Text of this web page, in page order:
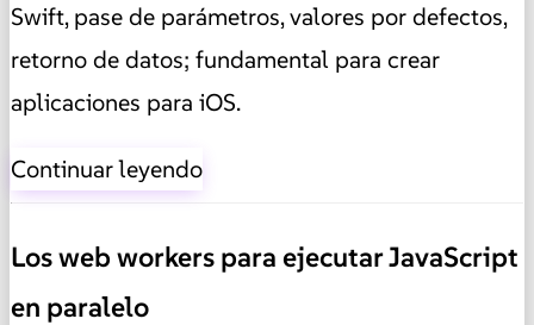
Swift, pase de parámetros, valores por defectos,
retorno de datos; fundamental para crear
aplicaciones para iOS.
Continuar leyendo
Los web workers para ejecutar JavaScript
en paralelo